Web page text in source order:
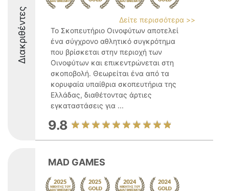
Διακριθέντες
Δείτε περισσότερα >>
Το Σκοπευτήριο Οινοφύτων αποτελεί
ένα σύγχρονο αθλητικό συγκρότημα
που βρίσκεται στην περιοχή των
Οινοφύτων και επικεντρώνεται στη
σκοποβολή. Θεωρείται ένα από τα
κορυφαία υπαίθρια σκοπευτήρια της
Ελλάδας, διαθέτοντας άρτιες
εγκαταστάσεις για ...
9.8
MAD GAMES